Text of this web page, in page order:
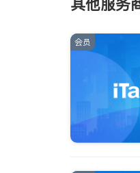
其他服务
会员